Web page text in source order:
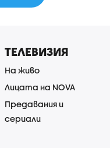
ТЕЛЕВИЗИЯ
На живо
Лицата на NOVA
Предавания и
сериали